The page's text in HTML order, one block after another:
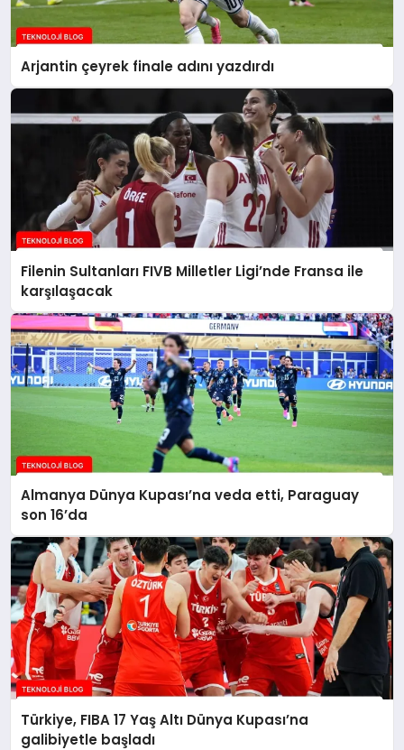
Arjantin çeyrek finale adını yazdırdı
Filenin Sultanları FIVB Milletler Ligi’nde Fransa ile
karşılaşacak
Almanya Dünya Kupası’na veda etti, Paraguay
son 16’da
Türkiye, FIBA 17 Yaş Altı Dünya Kupası’na
galibiyetle başladı